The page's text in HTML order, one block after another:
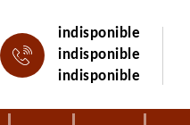
indisponible
indisponible
indisponible